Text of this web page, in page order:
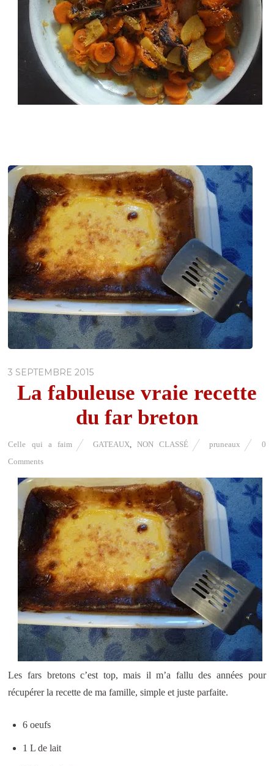
3 SEPTEMBRE 2015
La fabuleuse vraie recette
du far breton
Celle qui a faim GATEAUX,NON CLASSÉ pruneaux
0
Comments
Les fars bretons c’est top, mais il m’a fallu des années pour
récupérer la recette de ma famille, simple et juste parfaite.
6 oeufs
1 L de lait